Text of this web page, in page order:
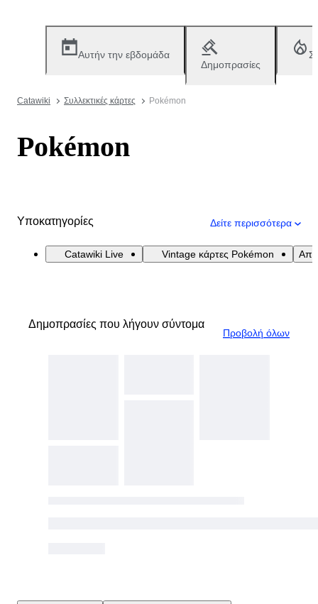
Αυτήν την εβδομάδα
Δημοπρασίες
Catawiki Συλλεκτικές κάρτες Pokémon
Pokémon
Υποκατηγορίες Δείτε περισσότερα
Catawiki Live Vintage κάρτες Pokémon
Δημοπρασίες που λήγουν σύντομα
Προβολή όλων